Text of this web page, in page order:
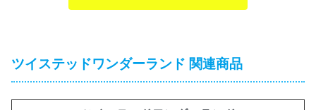
ツイステッドワンダーランド 関連商品